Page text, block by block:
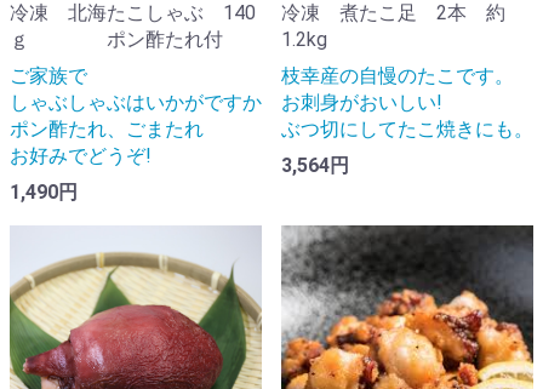
冷凍 北海たこしゃぶ 140
ｇ ポン酢たれ付
ご家族で
しゃぶしゃぶはいかがですか
ポン酢たれ、ごまたれ
お好みでどうぞ!
1,490円
冷凍 煮たこ足 2本 約
1.2kg
枝幸産の自慢のたこです。
お刺身がおいしい!
ぶつ切にしてたこ焼きにも。
3,564円